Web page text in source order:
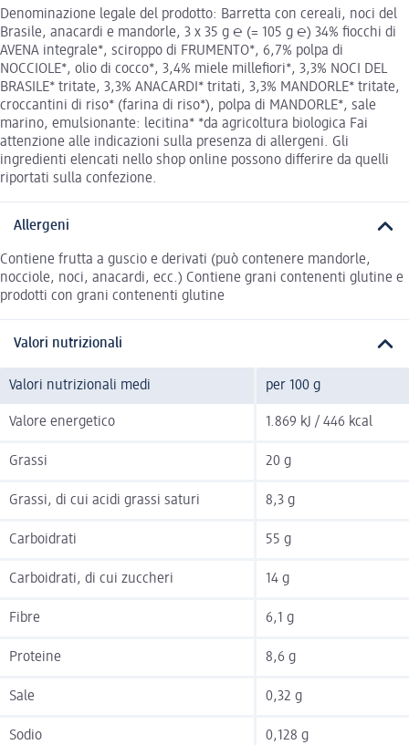
Denominazione legale del prodotto: Barretta con cereali, noci del
Brasile, anacardi e mandorle, 3 x 35 g ℮ (= 105 g ℮) 34% fiocchi di
AVENA integrale*, sciroppo di FRUMENTO*, 6,7% polpa di
NOCCIOLE*, olio di cocco*, 3,4% miele millefiori*, 3,3% NOCI DEL
BRASILE* tritate, 3,3% ANACARDI* tritati, 3,3% MANDORLE* tritate,
croccantini di riso* (farina di riso*), polpa di MANDORLE*, sale
marino, emulsionante: lecitina* *da agricoltura biologica Fai
attenzione alle indicazioni sulla presenza di allergeni. Gli
ingredienti elencati nello shop online possono differire da quelli
riportati sulla confezione.
Allergeni
Contiene frutta a guscio e derivati (può contenere mandorle,
nocciole, noci, anacardi, ecc.) Contiene grani contenenti glutine e
prodotti con grani contenenti glutine
Valori nutrizionali
Valori nutrizionali medi per 100 g
Valore energetico 1.869 kJ / 446 kcal
Grassi 20 g
Grassi, di cui acidi grassi saturi 8,3 g
Carboidrati 55 g
Carboidrati, di cui zuccheri 14 g
Fibre 6,1 g
Proteine 8,6 g
Sale 0,32 g
Sodio 0,128 g